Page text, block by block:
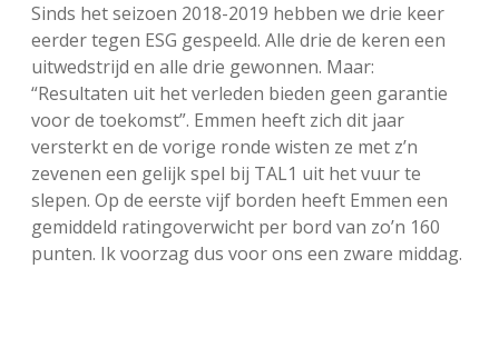
FSB: Schaakwoude I
FSB: Schaakwoude II
FSB: Schaakwoude III
Agenda
Koppelingen
Sponsoren
facebook
instagram
Sinds het seizoen 2018-2019 hebben we drie keer
eerder tegen ESG gespeeld. Alle drie de keren een
uitwedstrijd en alle drie gewonnen. Maar:
“Resultaten uit het verleden bieden geen garantie
voor de toekomst”. Emmen heeft zich dit jaar
versterkt en de vorige ronde wisten ze met z’n
zevenen een gelijk spel bij TAL1 uit het vuur te
slepen. Op de eerste vijf borden heeft Emmen een
gemiddeld ratingoverwicht per bord van zo’n 160
punten. Ik voorzag dus voor ons een zware middag.